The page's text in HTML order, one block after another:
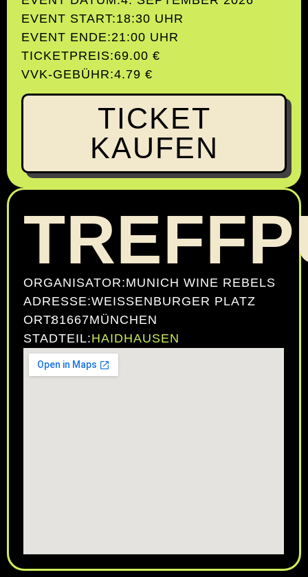
EVENT START:18:30 UHR
EVENT ENDE:21:00 UHR
TICKETPREIS:69.00 €
VVK-GEBÜHR:4.79 €
TICKET
KAUFEN
ORGANISATOR:MUNICH WINE REBELS
ADRESSE:WEISSENBURGER PLATZ
ORT:81667MÜNCHEN
STADTEIL:HAIDHAUSEN